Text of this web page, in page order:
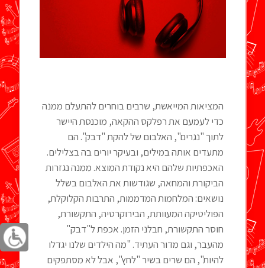
המציאות המייאשת, שרבים בוחרים להתעלם ממנה
כדי לעמעם את רפלקס ההקאה, מוכנסת היישר
לתוך "נגרים", האלבום של להקת "דבק". הם
מתעדים אותה במילים, ובעיקר יורים בה בצלילים.
האכפתיות שלהם היא נקודת המוצא. ממנה נגזרות
הביקורת והמחאה, שגודשות את האלבום בשלל
נושאים: המלחמות המדממות, התרבות הקלוקלת,
הפוליטיקה המעוותת, הבירוקרטיה, התקשורת,
חוסר התקשורת, חבלני הזמן. אכפת ל"דבק"
מהעבר, וגם מדור העתיד. "מה הילדים שלנו יגדלו
להיות", הם שרים בשיר "לחץ", אבל לא מסתפקים